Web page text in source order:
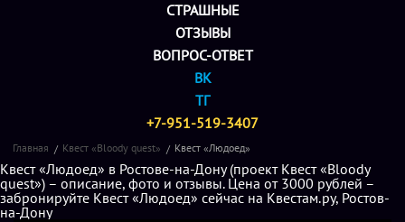
СТРАШНЫЕ
ОТЗЫВЫ
ВОПРОС-ОТВЕТ
ВК
ТГ
+7-951-519-3407
Главная Квест «Bloody quest» Квест «Людоед»
Квест «Людоед» в Ростове-на-Дону (проект Квест «Bloody
quest») – описание, фото и отзывы. Цена от 3000 рублей –
забронируйте Квест «Людоед» сейчас на Квестам.ру, Ростов-
на-Дону